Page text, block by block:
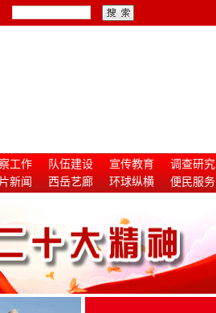
工作 队伍建设 宣传教育 调查研究
新闻 西岳艺廊 环球纵横 便民服务